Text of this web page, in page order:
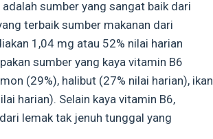
sumber yang sangat baik dari
terbaik sumber makanan dari
1,04 mg atau 52% nilai harian
sumber yang kaya vitamin B6
(29%), halibut (27% nilai harian), ikan
harian). Selain kaya vitamin B6,
lemak tak jenuh tunggal yang